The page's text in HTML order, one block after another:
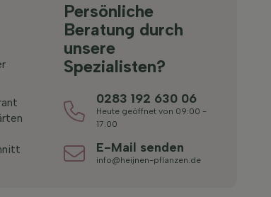
Persönliche
Beratung durch
unsere
Spezialisten?
0283 192 630 06
Heute geöffnet von 09:00 -
17:00
E-Mail senden
info@heijnen-pflanzen.de